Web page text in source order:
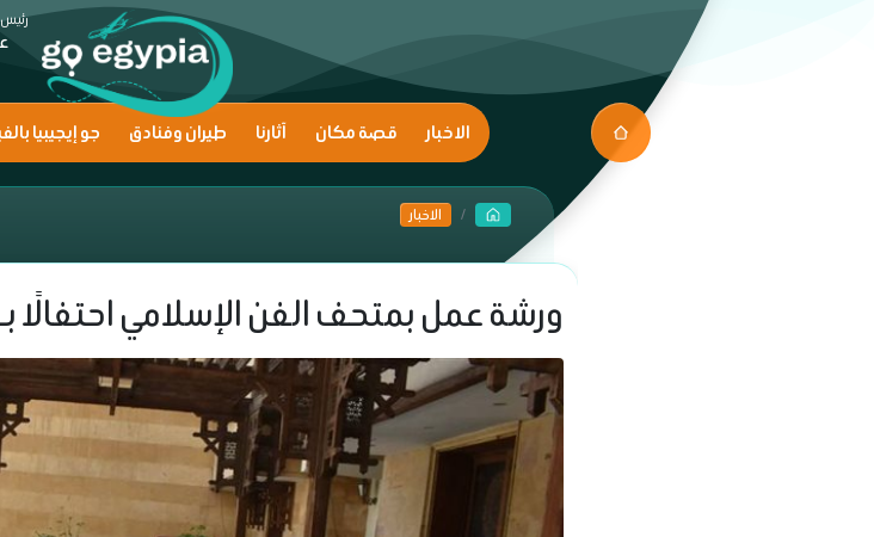
الاخبار قصة مكان آثارنا طيران وفنادق جو إيجيبيا
الاخبار
ورشة عمل بمتحف الفن الإسلامي احتفالًا